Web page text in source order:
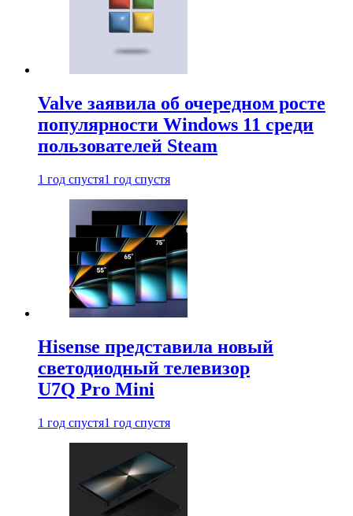
Valve заявила об очередном росте
популярности Windows 11 среди
пользователей Steam
1 год спустя1 год спустя
Hisense представила новый
светодиодный телевизор
U7Q Pro Mini
1 год спустя1 год спустя